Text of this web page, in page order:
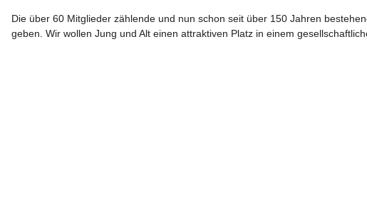
Die über 60 Mitglieder zählende und nun schon seit über 150 Jahren
geben. Wir wollen Jung und Alt einen attraktiven Platz in einem